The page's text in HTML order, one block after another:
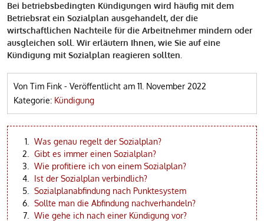
Bei betriebsbedingten Kündigungen wird häufig mit dem
Betriebsrat ein Sozialplan ausgehandelt, der die
wirtschaftlichen Nachteile für die Arbeitnehmer mindern oder
ausgleichen soll. Wir erläutern Ihnen, wie Sie auf eine
Kündigung mit Sozialplan reagieren sollten.
Von Tim Fink - Veröffentlicht am 11. November 2022
Kategorie: Kündigung
Was genau regelt der Sozialplan?
Gibt es immer einen Sozialplan?
Wie profitiere ich von einem Sozialplan?
Ist der Sozialplan verbindlich?
Sozialplanabfindung nach Punktesystem
Sollte man die Abfindung nachverhandeln?
Wie gehe ich nach einer Kündigung vor?